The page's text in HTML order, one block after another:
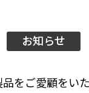
お知らせ
をご愛顧をい